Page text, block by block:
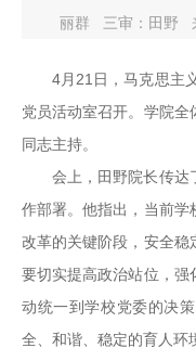
丽群
三审： 田野
4月21日，马克思主
党员活动室召开。学院
同志主持。
会上，田野院长传达
作部署。他指出，当前学
改革的关键阶段，安全稳
要切实提高政治站位，强
动统一到学校党委的决
全、和谐、稳定的育人环